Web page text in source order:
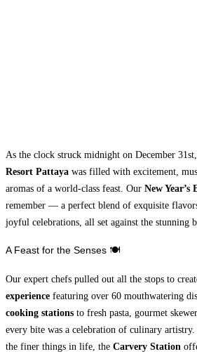
As the clock struck midnight on December
Resort Pattaya was filled with excitement,
aromas of a world-class feast. Our New Year’s
remember — a perfect blend of exquisite
joyful celebrations, all set against the stunning
A Feast for the Senses 🍽️
Our expert chefs pulled out all the stops to
experience featuring over 60 mouthwatering
cooking stations to fresh pasta, gourmet
every bite was a celebration of culinary
the finer things in life, the Carvery Station